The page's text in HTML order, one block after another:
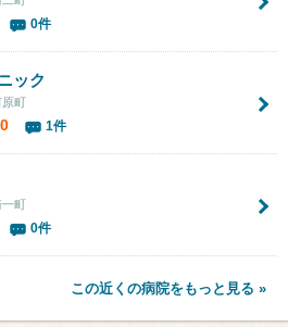
0件
ック
原町
1件
一町
0件
この近くの病院をもっと見る »